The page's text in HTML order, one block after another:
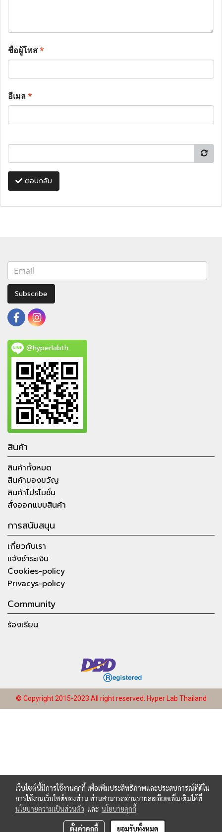
ชื่อผู้โพส*
อีเมล*
ตอบกลับ
Subscribe
@hyperlabth
สินค้า
สินค้าทั้งหมด
สินค้าของขวัญ
สินค้าโปรโมชั่น
สั่งออกแบบสินค้า
การสนับสนุน
เกี่ยวกับเรา
แจ้งชำระเงิน
Cookies-policy
Privacys-policy
Community
ร้องเรียน
© Copyright 2015-2023 All right reserved. Hyper Lab Thailand
เว็บไซต์นี้มีการใช้งานคุกกี้ เพื่อเพิ่มประสิทธิภาพและประสบการณ์ที่ดีใน
การใช้งานเว็บไซต์ของท่าน ท่านสามารถอ่านรายละเอียดเพิ่มเติมได้ที่
นโยบายความเป็นส่วนตัว และ นโยบายคุกกี้
ตั้งค่าคุกกี้ ยอมรับทั้งหมด